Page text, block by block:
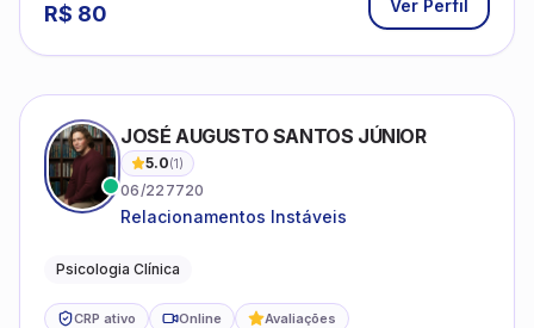
R$ 80 Ver Perfil
JOSÉ AUGUSTO SANTOS JÚNIOR
5.0(1)
06/227720
Relacionamentos Instáveis
Psicologia Clínica
CRP ativo Online Avaliações